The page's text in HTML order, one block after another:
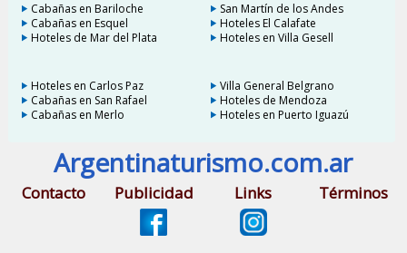
Cabañas en Bariloche
San Martín de los Andes
Cabañas en Esquel
Hoteles El Calafate
Hoteles de Mar del Plata
Hoteles en Villa Gesell
Hoteles en Carlos Paz
Villa General Belgrano
Cabañas en San Rafael
Hoteles de Mendoza
Cabañas en Merlo
Hoteles en Puerto Iguazú
Argentinaturismo.com.ar
Contacto Publicidad Links Términos